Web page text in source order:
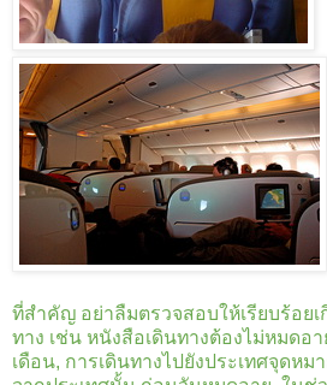
ที่สำคัญ อย่าลืมตรวจสอบให้เรียบร้อยเ
ทาง เช่น หนังสือเดินทางต้องไม่หมดอ
เดือน, การเดินทางไปยังประเทศจุดหม